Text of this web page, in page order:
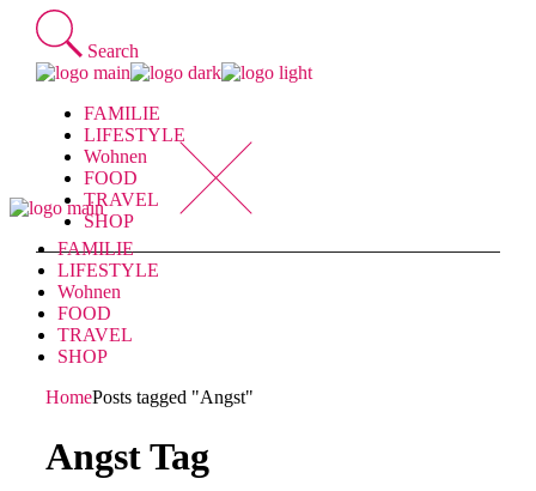
Skip
content
Search
FAMILIE
LIFESTYLE
Wohnen
FOOD
TRAVEL
SHOP
FAMILIE
LIFESTYLE
Wohnen
FOOD
TRAVEL
SHOP
HomePosts tagged "Angst"
Angst Tag